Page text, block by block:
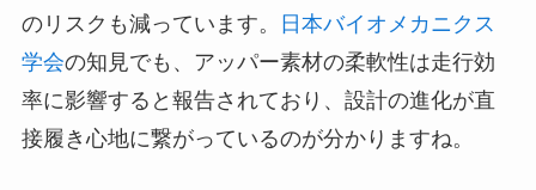
のリスクも減っています。
日本バイオメカニクス
学会の知見でも、アッパー素材の柔軟性は走行効
率に影響すると報告されており、設計の進化が直
接履き心地に繋がっているのが分かりますね。